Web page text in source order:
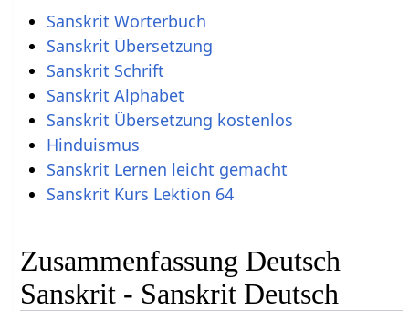
Sanskrit Wörterbuch
Sanskrit Übersetzung
Sanskrit Schrift
Sanskrit Alphabet
Sanskrit Übersetzung kostenlos
Hinduismus
Sanskrit Lernen leicht gemacht
Sanskrit Kurs Lektion 64
Zusammenfassung Deutsch
Sanskrit - Sanskrit Deutsch